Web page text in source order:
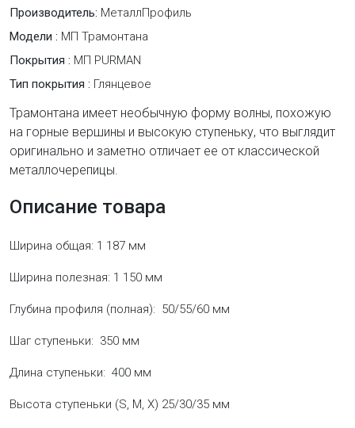
Производитель: МеталлПрофиль
Модели : МП Трамонтана
Покрытия : МП PURMAN
Тип покрытия : Глянцевое
Трамонтана имеет необычную форму волны, похожую
на горные вершины и высокую ступеньку, что выглядит
оригинально и заметно отличает ее от классической
металлочерепицы.
Описание товара
Ширина общая: 1 187 мм
Ширина полезная: 1 150 мм
Глубина профиля (полная): 50/55/60 мм
Шаг ступеньки: 350 мм
Длина ступеньки: 400 мм
Высота ступеньки (S, M, X) 25/30/35 мм